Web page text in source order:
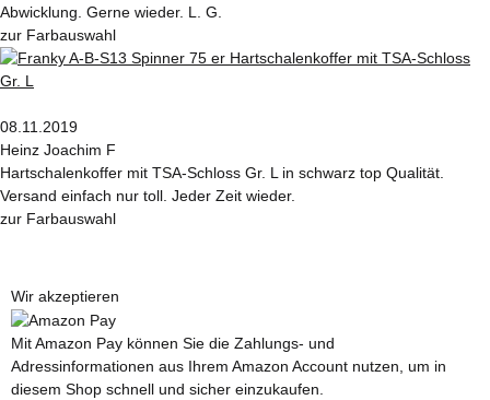
Abwicklung. Gerne wieder. L. G.
zur Farbauswahl
08.11.2019
Heinz Joachim F
Hartschalenkoffer mit TSA-Schloss Gr. L in schwarz top Qualität.
Versand einfach nur toll. Jeder Zeit wieder.
zur Farbauswahl
Wir akzeptieren
Mit Amazon Pay können Sie die Zahlungs- und
Adressinformationen aus Ihrem Amazon Account nutzen, um in
diesem Shop schnell und sicher einzukaufen.